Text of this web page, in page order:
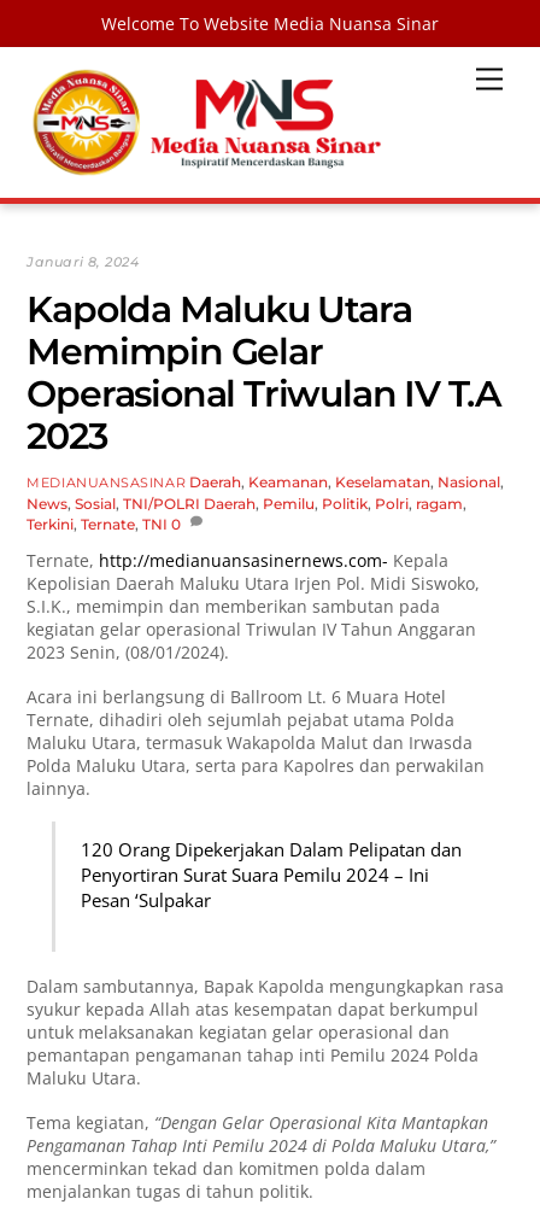
Welcome To Website Media Nuansa Sinar
content
Januari 8, 2024
Kapolda Maluku Utara
Memimpin Gelar
Operasional Triwulan IV T.A
2023
MEDIANUANSASINAR Daerah, Keamanan, Keselamatan, Nasional,
News,Sosial,TNI/POLRI Daerah, Pemilu, Politik, Polri, ragam,
Terkini,Ternate,TNI 0
Ternate, http://medianuansasinernews.com- Kepala
Kepolisian Daerah Maluku Utara Irjen Pol. Midi Siswoko,
S.I.K., memimpin dan memberikan sambutan pada
kegiatan gelar operasional Triwulan IV Tahun Anggaran
2023 Senin, (08/01/2024).
Acara ini berlangsung di Ballroom Lt. 6 Muara Hotel
Ternate, dihadiri oleh sejumlah pejabat utama Polda
Maluku Utara, termasuk Wakapolda Malut dan Irwasda
Polda Maluku Utara, serta para Kapolres dan perwakilan
lainnya.
120 Orang Dipekerjakan Dalam Pelipatan dan
Penyortiran Surat Suara Pemilu 2024 – Ini
Pesan ‘Sulpakar
Dalam sambutannya, Bapak Kapolda mengungkapkan rasa
syukur kepada Allah atas kesempatan dapat berkumpul
untuk melaksanakan kegiatan gelar operasional dan
pemantapan pengamanan tahap inti Pemilu 2024 Polda
Maluku Utara.
Tema kegiatan, “Dengan Gelar Operasional Kita Mantapkan
Pengamanan Tahap Inti Pemilu 2024 di Polda Maluku Utara,”
mencerminkan tekad dan komitmen polda dalam
menjalankan tugas di tahun politik.